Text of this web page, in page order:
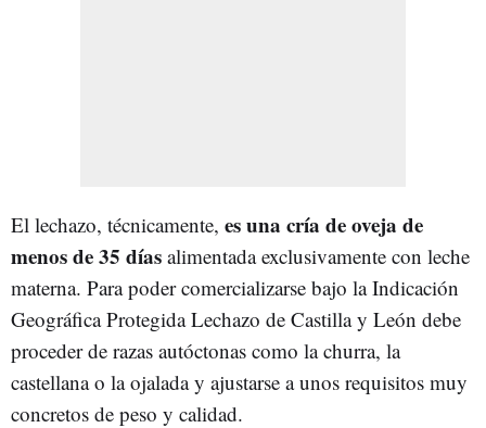
El lechazo, técnicamente, es una cría de oveja de
menos de 35 días alimentada exclusivamente con leche
materna. Para poder comercializarse bajo la Indicación
Geográfica Protegida Lechazo de Castilla y León debe
proceder de razas autóctonas como la churra, la
castellana o la ojalada y ajustarse a unos requisitos muy
concretos de peso y calidad.